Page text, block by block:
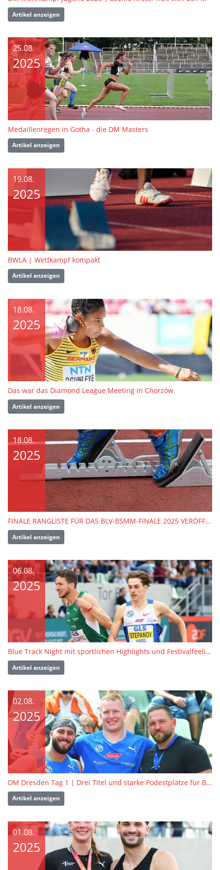
Artikel anzeigen
25.08.
2025
Medaillenregen in Gotha - die DM Masters
Artikel anzeigen
19.08.
2025
BWLA | Wettkampf kompakt
Artikel anzeigen
18.08.
2025
Das war das Diamond League Meeting in Chorzów
Artikel anzeigen
18.08.
2025
FINALE RANGLISTE FÜR DAS BLV-BSMM-FINALE 2025 VERÖFFENTLICHT
Artikel anzeigen
06.08.
2025
Blue Track Night mit sportlichen Highlights und Festivalfeeling
Artikel anzeigen
02.08.
2025
DM Dresden Tag 1 | Drei Titel und starke Podestplätze für BW-Athlet:innen
Artikel anzeigen
01.08.
2025